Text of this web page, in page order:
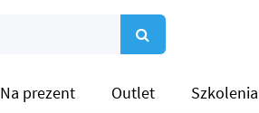
Na prezent Outlet Szkolenia